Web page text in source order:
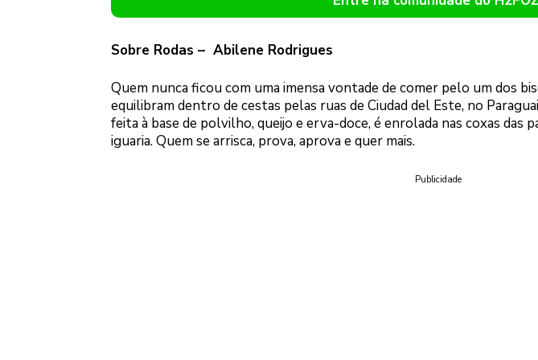
Sobre Rodas – Abilene Rodrigues
Quem nunca ficou com uma imensa vontade de comer pelo um dos
equilibram dentro de cestas pelas ruas de Ciudad del Este, no
feita à base de polvilho, queijo e erva-doce, é enrolada nas coxas das
iguaria. Quem se arrisca, prova, aprova e quer mais.
Publicidade